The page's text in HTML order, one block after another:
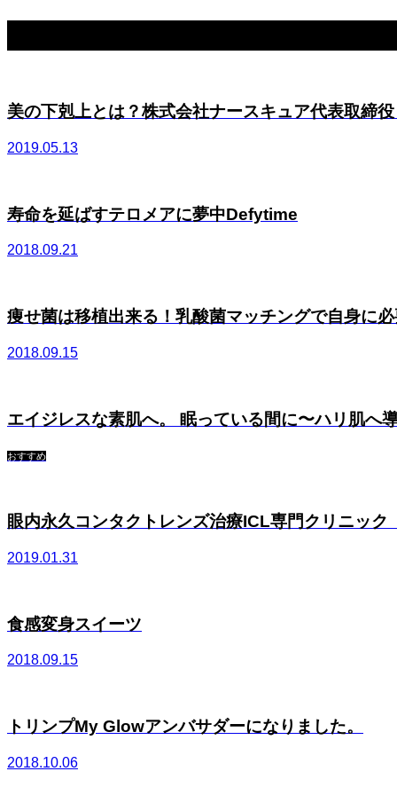
美の下剋上とは？株式会社ナースキュア代表取締役
2019.05.13
寿命を延ばすテロメアに夢中Defytime
2018.09.21
痩せ菌は移植出来る！乳酸菌マッチングで自身に必
2018.09.15
エイジレスな素肌へ。 眠っている間に〜ハリ肌へ
おすすめ
眼内永久コンタクトレンズ治療ICL専門クリニック
2019.01.31
食感変身スイーツ
2018.09.15
トリンプMy Glowアンバサダーになりました。
2018.10.06